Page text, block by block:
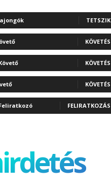
TETSZIK
KÖVETÉS
KÖVETÉS
KÖVETÉS
FELIRATKOZÁS